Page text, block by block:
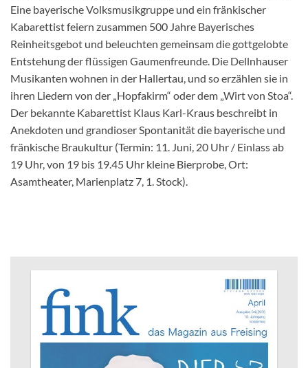
Eine bayerische Volksmusikgruppe und ein fränkischer
Kabarettist feiern zusammen 500 Jahre Bayerisches
Reinheitsgebot und beleuchten gemeinsam die gottgelobte
Entstehung der flüssigen Gaumenfreunde. Die Dellnhauser
Musikanten wohnen in der Hallertau, und so erzählen sie in
ihren Liedern von der „Hopfakirm“ oder dem „Wirt von Stoa“.
Der bekannte Kabarettist Klaus Karl-Kraus beschreibt in
Anekdoten und grandioser Spontanität die bayerische und
fränkische Braukultur (Termin: 11. Juni, 20 Uhr / Einlass ab
19 Uhr, von 19 bis 19.45 Uhr kleine Bierprobe, Ort:
Asamtheater, Marienplatz 7, 1. Stock).